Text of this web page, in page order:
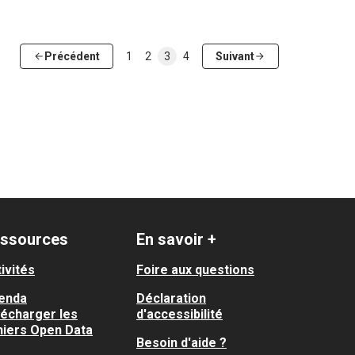
Précédent 1 2 3 4 Suivant
les
Open Data
En savoir +
Foire aux questions
Déclaration
d'accessibilité
Besoin d'aide ?